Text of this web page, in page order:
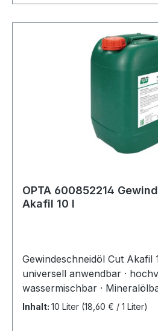
OPTA 600852214
Akafil 10 l
Gewindeschneidöl Cut Akafil
universell anwendbar ·
wassermischbar ·
leistungsstarken Wirkstoffen
Inhalt: 10 Liter (18,60 € / 1 Liter)